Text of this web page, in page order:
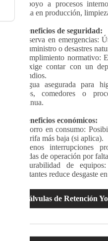
Apoyo a procesos
utiliza en producción,
Beneficios de seguridad:
Reserva en emergencias:
de suministro o desastres
Cumplimiento normativo:
se exige contar con un
incendios.
Agua asegurada para
baños, comedores o
continua.
Beneficios económicos:
Ahorro en consumo:
de tarifa más baja (si aplica).
Menos interrupciones
paradas de operación por
Durabilidad de
constantes reduce desgaste
Válvulas de Retención